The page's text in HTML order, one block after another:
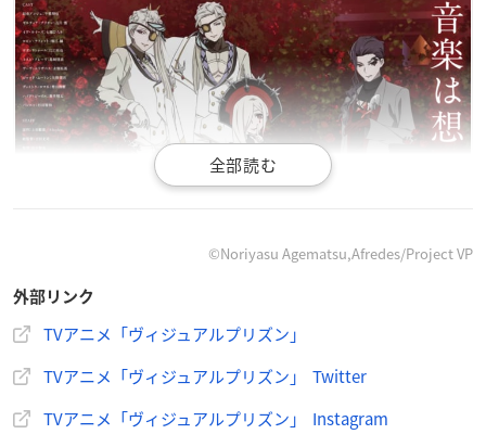
©Noriyasu Agematsu,Afredes/Project VP
外部リンク
TVアニメ「ヴィジュアルプリズン」
TVアニメ「ヴィジュアルプリズン」 Twitter
TVアニメ「ヴィジュアルプリズン」 Instagram